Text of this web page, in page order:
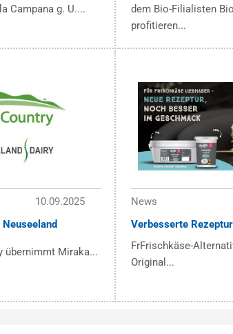
Campana g. U....
dem Bio-Filialisten
profitieren...
10.09.2025
Neuseeland
übernimmt Miraka...
News
Verbesserte Rezeptur
FrFrischkäse-
Original...